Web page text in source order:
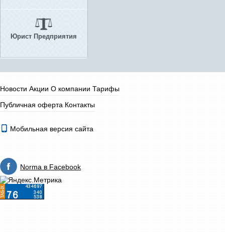
Юрист Предприятия
Новости Акции О компании Тарифы
Публичная оферта Контакты
Мобильная версия сайта
Norma в Facebook